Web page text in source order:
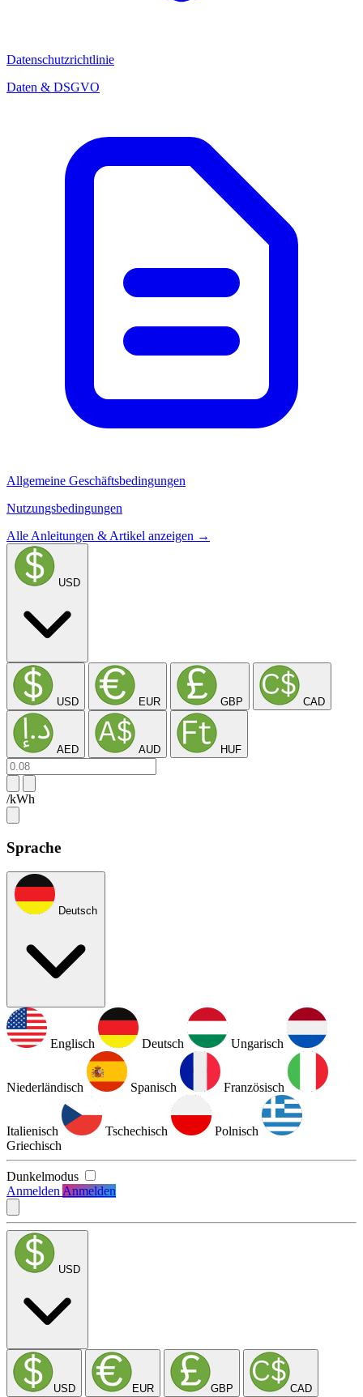
Datenschutzrichtlinie
Daten & DSGVO
Allgemeine Geschäftsbedingungen
Nutzungsbedingungen
Alle Anleitungen & Artikel anzeigen →
USD
USD EUR GBP CAD
AED AUD HUF
/kWh
Sprache
Deutsch
Englisch Deutsch Ungarisch
Niederländisch Spanisch Französisch
Italienisch Tschechisch
Polnisch
Griechisch
Dunkelmodus
AnmeldenAnmelden
USD
USD EUR GBP CAD